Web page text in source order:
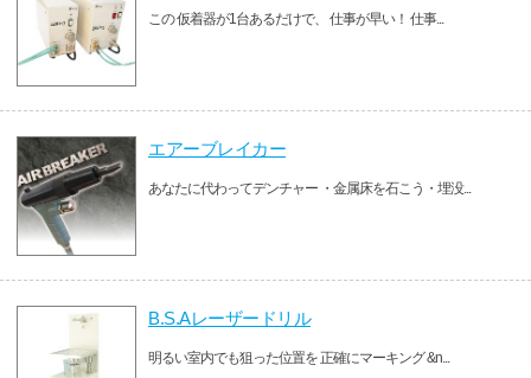
この 仮着器が1台あるだけで、 仕事が早い！ 仕事...
エアーブレイカー
あなたに代わってデンチャー ・金属床を石こう・埋没...
B.S.Aレーザードリル
明るい室内でも狙った位置を 正確にマーキング &n...